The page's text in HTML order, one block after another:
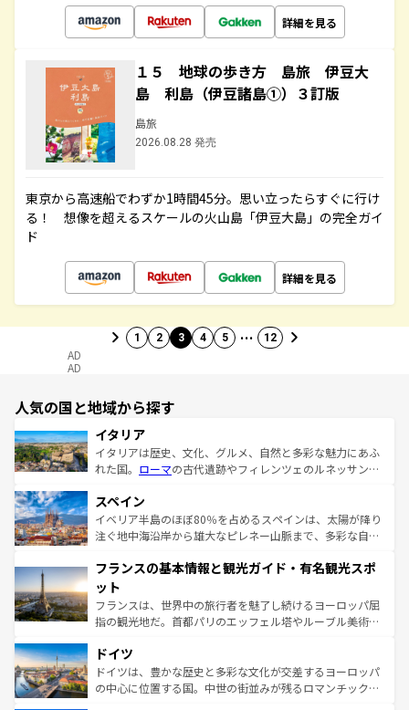
詳細を見る
１５ 地球の歩き方 島旅 伊豆大
島 利島（伊豆諸島①）３訂版
島旅
2026.08.28 発売
東京から高速船でわずか1時間45分。思い立ったらすぐに行け
る！ 想像を超えるスケールの火山島「伊豆大島」の完全ガイ
ド
詳細を見る
1 2 3 4 5 … 12
AD
AD
人気の国と地域から探す
イタリア
イタリアは歴史、文化、グルメ、自然と多彩な魅力にあふ
れた国。 ローマの古代遺跡やフィレンツェのルネッサンス
ろん、トスカーナの美しい田園風景やアマルフィ海岸の絶
景など、自然景観も見逃せない。観光の合間には、本場の
ピザやパスタなど、絶品のイタリア料理を堪能することも
ませてくれるイタリアで、忘れられない旅をしてみよう！
なお、新着のイタリア情報は
しい。
スペイン
イベリア半島のほぼ80％を占めるスペインは、太陽が降り
注ぐ地中海沿岸から雄大なピレネー山脈まで、多彩な自然
文化が根付くこの国では、情熱的なフラメンコ、熱気あふ
れる闘牛、そして美味しいタパスが生活の一部となってい
る。首都マドリードの洗練された雰囲気や、バルセロナの
アートに溢れた街角から、地方では古代ローマ遺跡や中世
せる。地方によって風土や気候が異なるスペインはその個
性で訪れる人を魅了する。 なお、新着のスペイン情報は コ
ンテンツ一覧を参照してほしい。
フランスの基本情報と観光ガイド・有名観光スポ
ット
フランスは、世界中の旅行者を魅了し続けるヨーロッパ屈
指の観光地だ。首都パリのエッフェル塔やルーブル美術館
で、幅広い魅力が詰まっている。華麗な宮殿、歴史的な大
聖堂、美しいビーチ、そして豊かな自然が、訪れる者を心
から魅了する。また、フランスは美食の国としても知ら
ドイツ
ドイツは、豊かな歴史と多彩な文化が交差するヨーロッパ
の中心に位置する国。中世の街並みが残るロマンチック街